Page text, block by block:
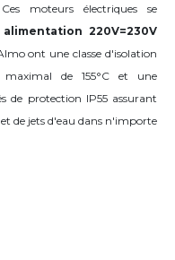
moteurs électriques se
220V=230V
ont une classe d'isolation
de 155°C et une
de protection IP55 assurant
de jets d'eau dans n'importe